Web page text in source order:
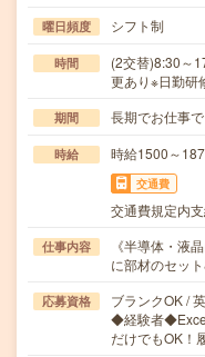
曜日頻度 シフト制
時間
(2交替)8:30～
更あり※日勤
期間 長期でお仕事
時給 時給1500～
交通費
交通費規定内
仕事内容
《半導体・液
に部材のセッ
応募資格
ブランクOK /
◆経験者
だけでもOK！